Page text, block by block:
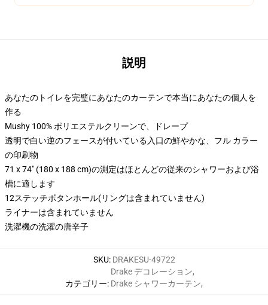
説明
あなたのトイレを完璧にあなたのカーテンで本当にあなたの個人を
作る
Mushy 100% ポリエステルクリーンで、ドレープ
透明で白い逆のフェースが付いている入口の鮮やかな、フル カラー
の印刷物
71 x 74" (180 x 188 cm)の測定はほとんどの従来のシャワーおよび浴
槽に適します
12ステッチボタンホール(リングは含まれていません)
ライナーは含まれていません
洗濯機の洗濯の唐辛子
SKU: DRAKESU-49722
カテゴリー:
Drake デコレーション,
Drake シャワーカーテン,